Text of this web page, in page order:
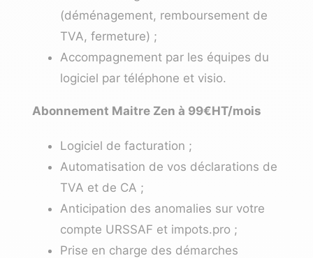
(déménagement, remboursement de
TVA, fermeture) ;
Accompagnement par les équipes du
logiciel par téléphone et visio.
Abonnement Maitre Zen à 99€HT/mois
Logiciel de facturation ;
Automatisation de vos déclarations de
TVA et de CA ;
Anticipation des anomalies sur votre
compte URSSAF et impots.pro ;
Prise en charge des démarches